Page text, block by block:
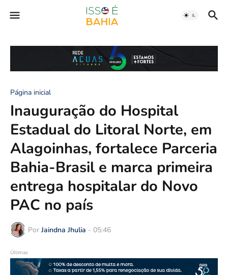
Página inicial
Inauguração do Hospital
Estadual do Litoral Norte, em
Alagoinhas, fortalece Parceria
Bahia-Brasil e marca primeira
entrega hospitalar do Novo
PAC no país
Por Jaindna Jhulia - 05:46
Últimas